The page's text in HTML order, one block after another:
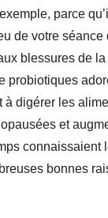
parce
de votre
blessures de
probiotiques
à digérer les
et
bonnes